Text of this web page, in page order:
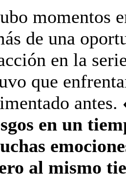
momentos
de una
en la
que
antes.
en un
al mismo